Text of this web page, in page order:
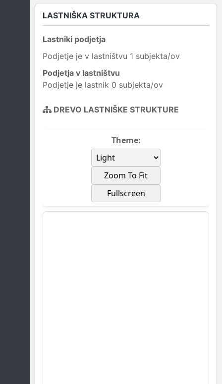
LASTNIŠKA STRUKTURA
Lastniki podjetja
Podjetje je v lastništvu 1 subjekta/ov
Podjetja v lastništvu
Podjetje je lastnik 0 subjekta/ov
DREVO LASTNIŠKE STRUKTURE
Theme:
Zoom To Fit
Fullscreen